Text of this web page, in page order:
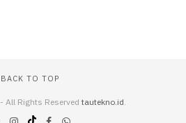
BACK TO TOP
- All Rights Reserved tautekno.id